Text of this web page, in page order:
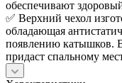
обеспечивают
✅ Верхний чехол
обладающая
появлению катышков.
придаст спальному